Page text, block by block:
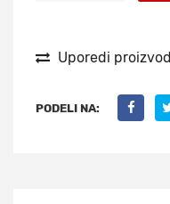
Uporedi proizvod
PODELI NA: